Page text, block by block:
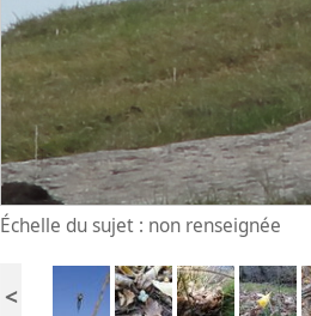
Échelle du sujet : non renseignée
<